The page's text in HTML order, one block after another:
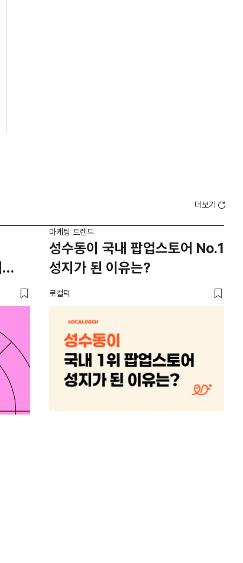
더보기
마케팅 트렌드
성수동이 국내 팝업스토어 No.1
성지가 된 이유는?
로컬덕